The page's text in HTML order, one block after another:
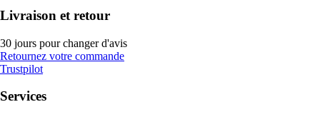
Livraison et retour
30 jours pour changer d'avis
Retournez votre commande
Trustpilot
Services